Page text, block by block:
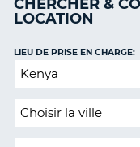
PARTENAIRES
SUPPORT
CLIENT
COMPTE
CHERCHER &
LOCATION
Lieu
restitution
LIEU DE PRISE EN CHARGE: